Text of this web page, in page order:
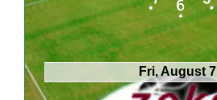
Fri, August 7